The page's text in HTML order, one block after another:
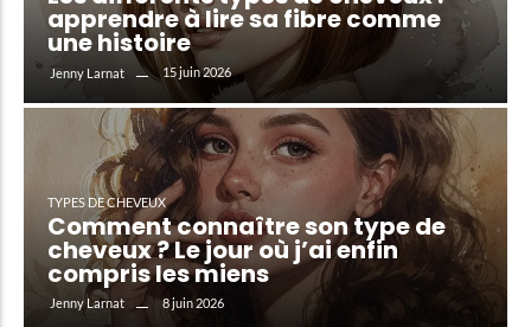
apprendre à lire sa fibre comme
une histoire
Jenny Larnat 15 juin 2026
TYPES DE CHEVEUX
Comment connaître son type de
cheveux ? Le jour où j’ai enfin
compris les miens
Jenny Larnat 8 juin 2026